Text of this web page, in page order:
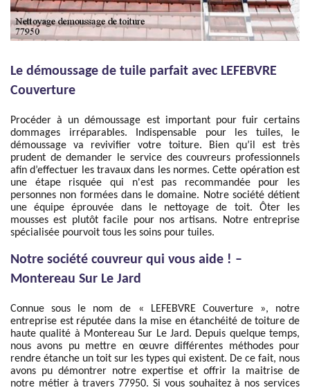
Le démoussage de tuile parfait avec LEFEBVRE
Couverture
Procéder à un démoussage est important pour fuir certains
dommages irréparables. Indispensable pour les tuiles, le
démoussage va revivifier votre toiture. Bien qu’il est très
prudent de demander le service des couvreurs professionnels
afin d’effectuer les travaux dans les normes. Cette opération est
une étape risquée qui n'est pas recommandée pour les
personnes non formées dans le domaine. Notre société détient
une équipe éprouvée dans le nettoyage de toit. Ôter les
mousses est plutôt facile pour nos artisans. Notre entreprise
spécialisée pourvoit tous les soins pour tuiles.
Notre société couvreur qui vous aide ! –
Montereau Sur Le Jard
Connue sous le nom de « LEFEBVRE Couverture », notre
entreprise est réputée dans la mise en étanchéité de toiture de
haute qualité à Montereau Sur Le Jard. Depuis quelque temps,
nous avons pu mettre en œuvre différentes méthodes pour
rendre étanche un toit sur les types qui existent. De ce fait, nous
avons pu démontrer notre expertise et offrir la maitrise de
notre métier à travers 77950. Si vous souhaitez à nos services